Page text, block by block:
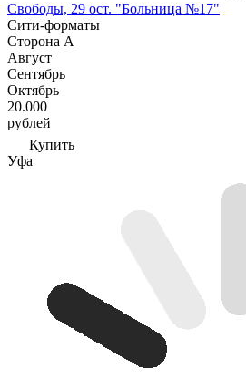
Свободы, 29 ост. "Больница №17"
Сити-форматы
Сторона A
Август
Сентябрь
Октябрь
20.000
рублей
Купить
Уфа